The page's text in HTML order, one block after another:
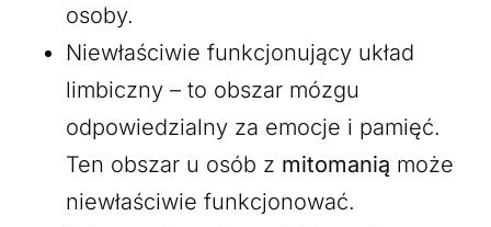
osoby.
Niewłaściwie funkcjonujący układ
limbiczny – to obszar mózgu
odpowiedzialny za emocje i pamięć.
Ten obszar u osób z mitomanią może
niewłaściwie funkcjonować.